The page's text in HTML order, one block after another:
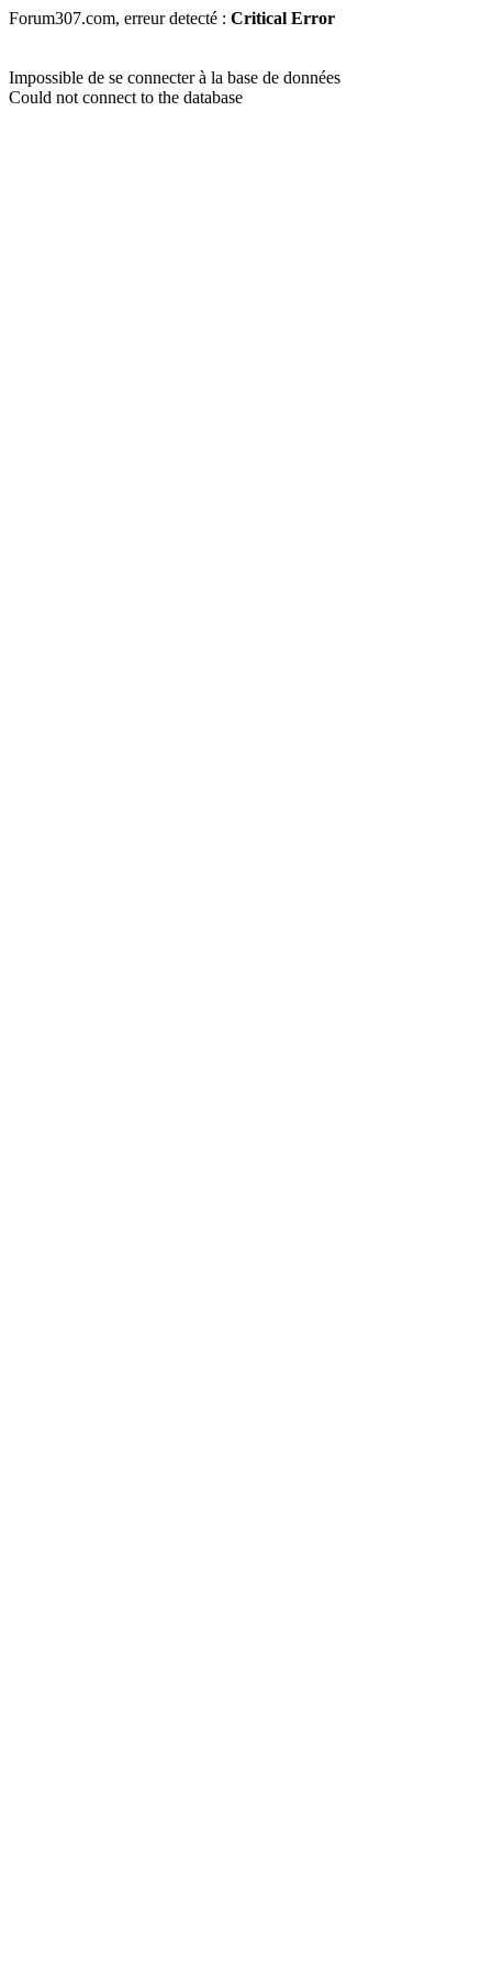
Forum307.com, erreur detecté : Critical Error
Impossible de se connecter à la base de données
Could not connect to the database